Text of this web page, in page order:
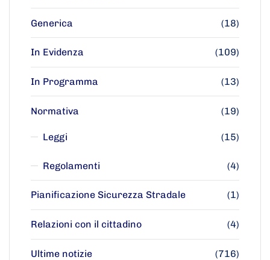
Generica (18)
In Evidenza (109)
In Programma (13)
Normativa (19)
Leggi (15)
Regolamenti (4)
Pianificazione Sicurezza Stradale (1)
Relazioni con il cittadino (4)
Ultime notizie (716)